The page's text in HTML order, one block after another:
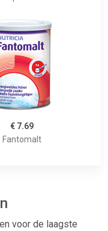
€ 7.69
Fantomalt
voor de laagste